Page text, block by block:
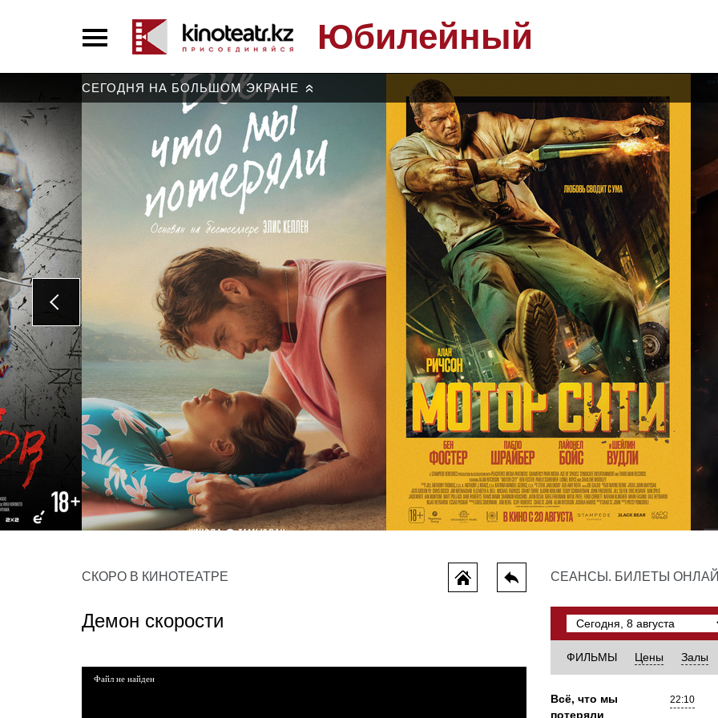
Юбилейный
Мотор сити
СЕГОДНЯ НА БОЛЬШОМ ЭКРАНЕ »
СКОРО В КИНОТЕАТРЕ
Демон скорости
Файл не найден
СЕАНСЫ. БИЛЕТЫ
ФИЛЬМЫ Цены Залы
Всё, что мы
потеряли
22:10